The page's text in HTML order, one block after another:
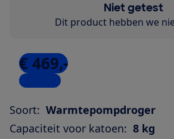
Niet getest
Dit product hebben we
€ 469,-
2 winkels
Soort: Warmtepompdroger
Capaciteit voor katoen: 8 kg